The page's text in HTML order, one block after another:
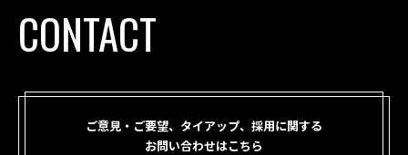
CONTACT
ご意見・ご要望、タイアップ、採用に関する
お問い合わせはこちら